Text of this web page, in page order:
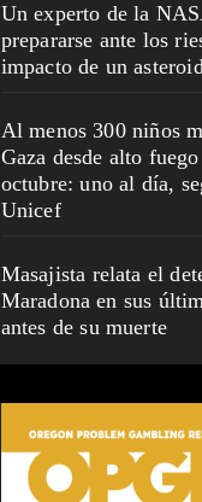
Un experto de la
prepararse ante los
impacto de un
Al menos 300 niños
Gaza desde alto
octubre: uno al día,
Unicef
Masajista relata el
Maradona en sus
antes de su muerte